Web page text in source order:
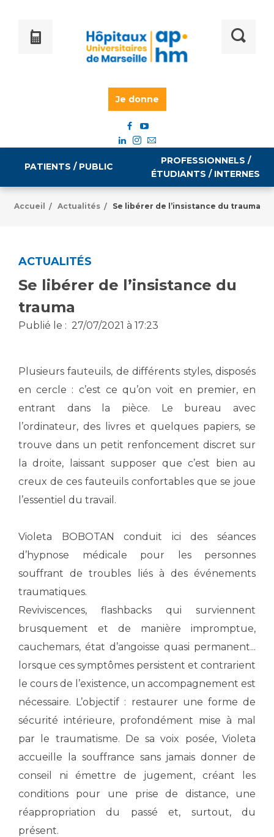
Je donne
PATIENTS / PUBLIC
Accès à votre dossier médical
Vous accompagnez, vous rendez visite à un patient
Vous allez être hospitalisé(e)
Vous avez un examen d'imagerie ou de radiologie
Vous venez en consultation
myaphm, votre espace santé en ligne
Infos COVID-19
Vivre ensemble à l'hôpital
Culture à l'hôpital
Laïcité et cultes
Livret d'accueil
Salon des familles
Transports sanitaires
Vos droits, vos devoirs
Handicap
Handi 13
Pôle Médecine Physique et Réadaptation
Accueil sourds et malentendants
Charte Romain Jacob
Mouvement Parcours Handicap 13
Activité physique
Cancer
PROFESSIONNELS /
ÉTUDIANTS / INTERNES
Emplois paramédicaux
Emplois administratifs
Étudiants hospitaliers
Emplois techniques et médico-techniques
Emplois divers
Emplois socio-éducatifs
Statuts
Stages paramédicaux
Chercheurs
La recherche clinique à l'AP-HM
Les structures de recherche
Écoles et Instituts de Formation
Plateforme des internes
Professionnels de santé
Adresser un patient
Réseaux de soins
Adresser un examen au Laboratoire de Biologie
Médicale
Radiologie / Imagerie
Cancérologie
Les pôles d'activité médicale
Accueil / Actualités / Se libérer de l’insistance du trauma
ACTUALITÉS
Se libérer de l’insistance du
trauma
Publié le : 27/07/2021 à 17:23
Plusieurs fauteuils, de différents styles, disposés
en cercle : c’est ce qu’on voit en premier, en
entrant dans la pièce. Le bureau avec
l’ordinateur, des livres et quelques papiers, se
trouve dans un petit renfoncement discret sur
la droite, laissant supposer que c’est bien au
creux de ces fauteuils confortables que se joue
l’essentiel du travail.
Violeta BOBOTAN conduit ici des séances
d’hypnose médicale pour les personnes
souffrant de troubles liés à des événements
traumatiques.
Reviviscences, flashbacks qui surviennent
brusquement et de manière impromptue,
cauchemars, état d’angoisse quasi permanent...
lorsque ces symptômes persistent et contrarient
le cours de l’existence, un accompagnement est
nécessaire. L’objectif : restaurer une forme de
sécurité intérieure, profondément mise à mal
par le traumatisme. De sa voix posée, Violeta
accueille la souffrance sans jamais donner de
conseil ni émettre de jugement, créant les
conditions pour une prise de distance, une
réappropriation du passé et, surtout, du
présent.